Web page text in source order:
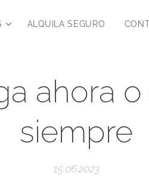
ALQUILA SEGURO
ahora
siempre
15.06.2023